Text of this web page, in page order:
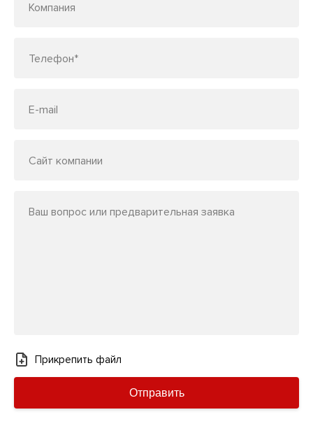
Компания
Телефон*
E-mail
Сайт компании
Ваш вопрос или предварительная заявка
Прикрепить файл
Отправить